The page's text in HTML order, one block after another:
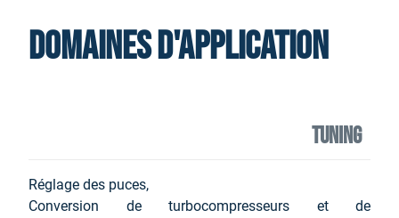
Domaines d'application
TUNING
Réglage des puces,
Conversion de turbocompresseurs et de